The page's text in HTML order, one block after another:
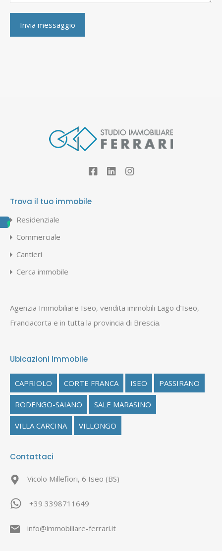
Trova il tuo immobile
Residenziale
Commerciale
Cantieri
Cerca immobile
Agenzia Immobiliare Iseo, vendita immobili Lago d’Iseo,
Franciacorta e in tutta la provincia di Brescia.
Ubicazioni Immobile
CAPRIOLO CORTE FRANCA ISEO PASSIRANO
RODENGO-SAIANO SALE MARASINO
VILLA CARCINA VILLONGO
Contattaci
Vicolo Millefiori, 6 Iseo (BS)
+39 3398711649
info@immobiliare-ferrari.it